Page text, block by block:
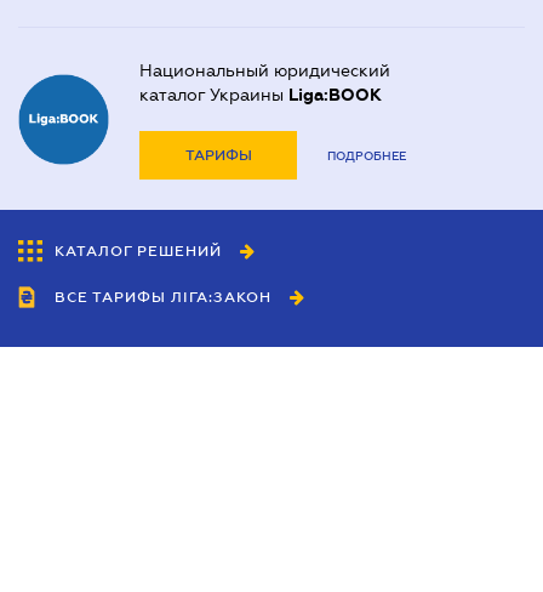
Национальный юридический
каталог Украины Liga:BOOK
ТАРИФЫ ПОДРОБНЕЕ
КАТАЛОГ РЕШЕНИЙ
ВСЕ ТАРИФЫ ЛІГА:ЗАКОН